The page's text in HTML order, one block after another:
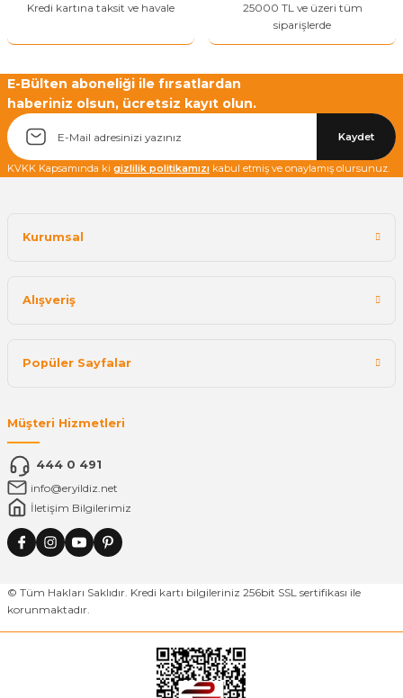
Yetkiliye Gönder
Kredi kartına taksit ve havale
25000 TL ve üzeri tüm
siparişlerde
E-Bülten aboneliği ile fırsatlardan
haberiniz olsun, ücretsiz kayıt olun.
Kaydet
KVKK Kapsamında ki gizlilik politikamızı kabul etmiş ve onaylamış olursunuz.
Kurumsal
Alışveriş
Popüler Sayfalar
Müşteri Hizmetleri
444 0 491
info@eryildiz.net
İletişim Bilgilerimiz
© Tüm Hakları Saklıdır. Kredi kartı bilgileriniz 256bit SSL sertifikası ile
korunmaktadır.